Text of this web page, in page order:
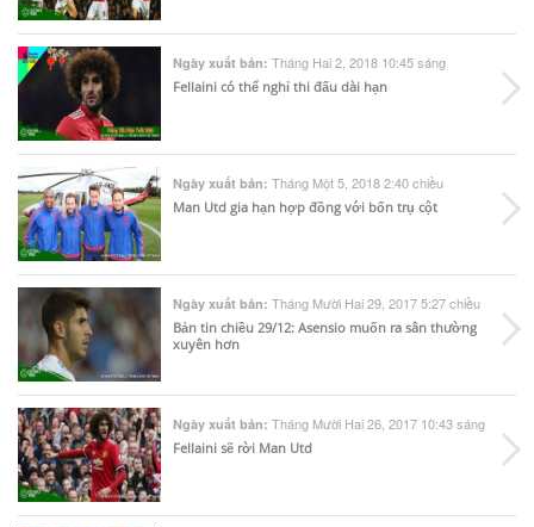
Ngày xuất bản: Tháng Hai 2, 2018 10:45 sáng
Fellaini có thể nghỉ thi đấu dài hạn
Ngày xuất bản: Tháng Một 5, 2018 2:40 chiều
Man Utd gia hạn hợp đồng với bốn trụ cột
Ngày xuất bản: Tháng Mười Hai 29, 2017 5:27 chiều
Bản tin chiều 29/12: Asensio muốn ra sân thường
xuyên hơn
Ngày xuất bản: Tháng Mười Hai 26, 2017 10:43 sáng
Fellaini sẽ rời Man Utd